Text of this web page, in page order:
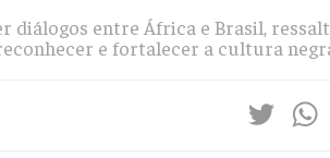
diálogos entre África e Brasil,
e fortalecer a cultura